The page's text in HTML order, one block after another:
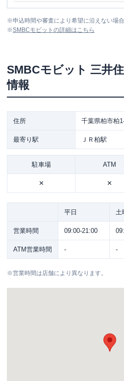
※申込時間や審査により希望に沿えない場合
※SMBCモビット の詳細はこちら
SMBCモビット 三井
情報
住所 千葉県柏市柏
最寄り駅 ＪＲ柏駅
駐車場 ATM
✕ ✕
平日 土
営業時間 09:00-21:00
ATM営業時間 - -
※営業時間は店舗により異なります。